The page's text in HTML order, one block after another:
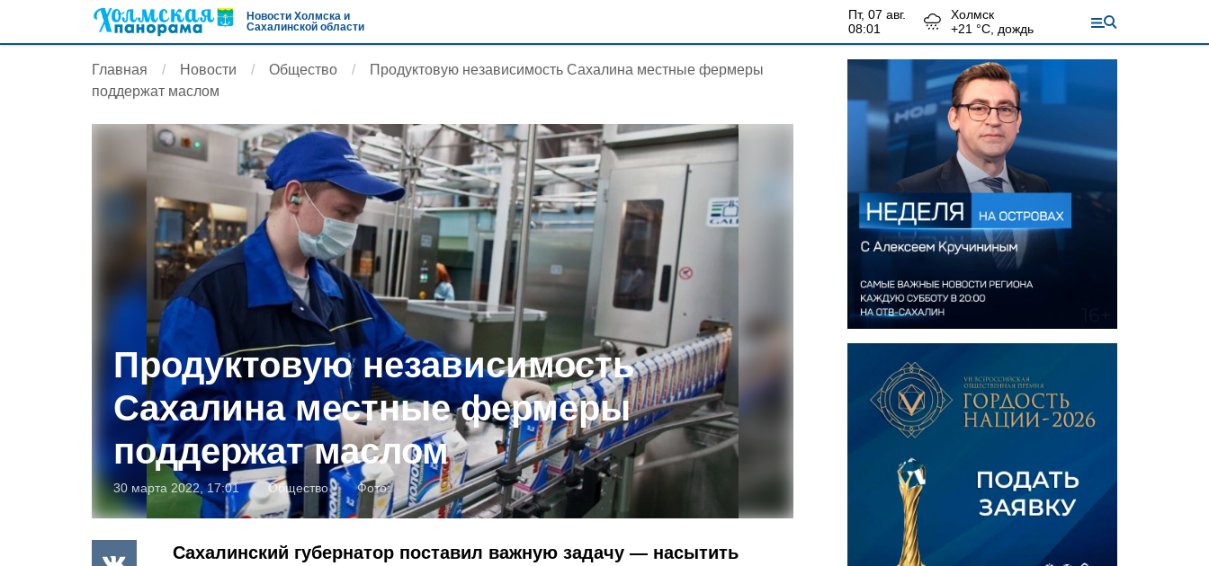
Новости Холмска и
Сахалинской области
пт, 07 авг.
08:01
Холмск
+21 °С, дождь
Главная Новости Общество
Продуктовую независимость Сахалина местные фермеры
поддержат маслом
Продуктовую независимость
Сахалина местные фермеры
поддержат маслом
30 марта 2022, 17:01 Общество Фото:
Сахалинский губернатор поставил важную задачу — насытить